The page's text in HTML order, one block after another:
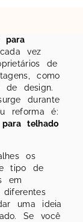
para
vez
de
como
de design.
durante
reforma é:
telhado
os
tipo de
em
uma ideia
Se você